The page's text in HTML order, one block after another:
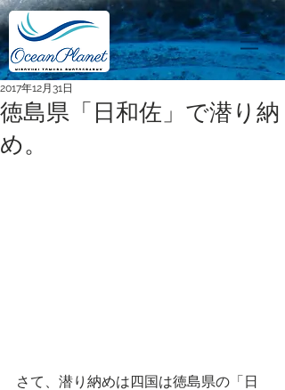
徳島県「日和佐」で潜り納
め。
2017年12月31日
さて、潜り納めは四国は徳島県の「日